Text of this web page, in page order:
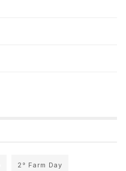
2° Farm Day